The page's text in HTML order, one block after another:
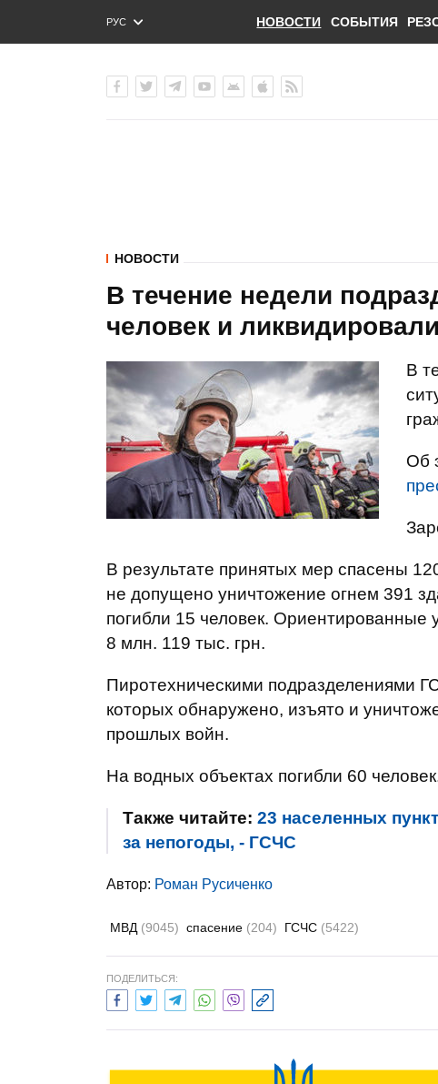
РУС
ENG
НОВОСТИ СОБЫТИЯ
НОВОСТИ
В течение недели
человек и
В
Об
В результате принятых мер спасены
не допущено уничтожение огнем 391
погибли 15 человек.
8 млн. 119 тыс. грн.
Пиротехническими подразделениями
которых обнаружено, изъято и
прошлых войн.
На водных объектах погибли 60
Также читайте: 23 населенных
за непогоды, - ГСЧС
Автор: Роман Русиченко
МВД (9045) спасение (204) ГСЧС (5422)
ПОДЕЛИТЬСЯ: